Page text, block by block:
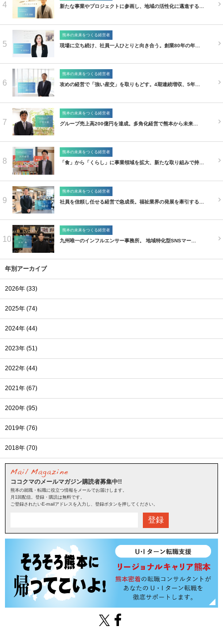
4 新たな事業やプロジェクトに参画し、地域の活性化に邁進する…
5
熊本の未来をつくる経営者
現場に立ち続け、社員一人ひとりと向き合う。創業80年の年…
6
熊本の未来をつくる経営者
攻めの経営で「強い産交」を取りもどす。4期連続増収、5年…
7
熊本の未来をつくる経営者
グループ売上高200億円を達成。多角化経営で熊本から未来…
8
熊本の未来をつくる経営者
「食」から「くらし」に事業領域を拡大、新たな取り組みで持…
9
熊本の未来をつくる経営者
社員を信頼し任せる経営で急成長。福祉業界の発展を牽引する…
10
熊本の未来をつくる経営者
九州唯一のインフルエンサー事務所。 地域特化型SNSマー…
年別アーカイブ
2026年 (33)
2025年 (74)
2024年 (44)
2023年 (51)
2022年 (44)
2021年 (67)
2020年 (95)
2019年 (76)
2018年 (70)
ココクマのメールマガジン購読者募集中!!
熊本の就職・転職に役立つ情報をメールでお届けします。
月1回配信。登録・購読は無料です。
ご登録されたいE-mailアドレスを入力し、登録ボタンを押してください。
登録